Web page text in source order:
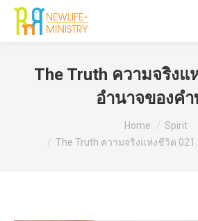
The Truth ความจริงแ
อำนาจของค
Home
Spirit
The Truth ความจริงแห่งชีวิต